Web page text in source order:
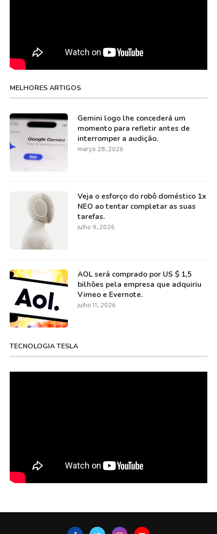
MELHORES ARTIGOS
Gemini logo lhe concederá um
momento para refletir antes de
interromper a audição.
março 28, 2026
Veja o esforço do robô doméstico 1x
NEO ao tentar completar as suas
tarefas.
julho 9, 2026
AOL será comprado por US $ 1,5
bilhões pela empresa que adquiriu
Vimeo e Evernote.
julho 11, 2026
TECNOLOGIA TESLA